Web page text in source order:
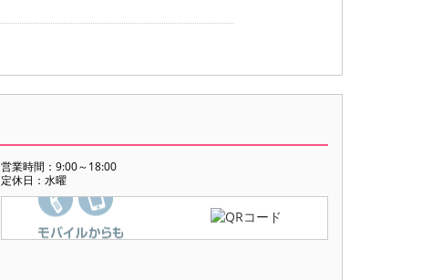
営業時間：9:00～18:00
定休日：水曜